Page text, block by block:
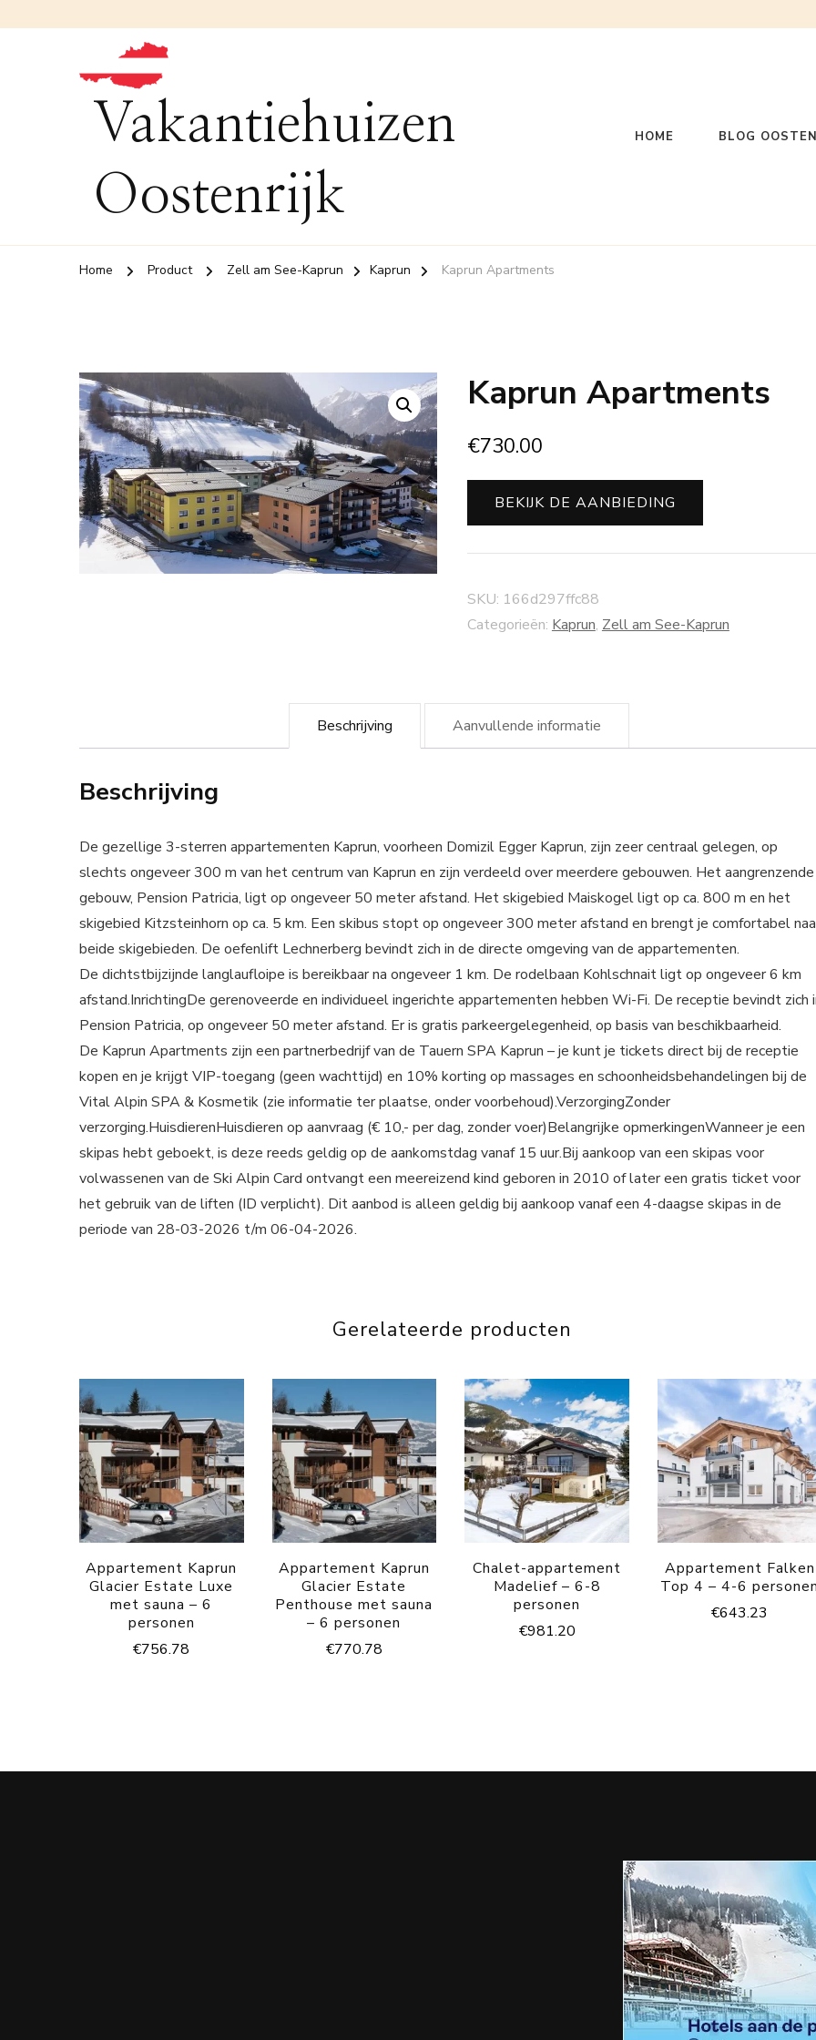
Vakantiehuizen
Oostenrijk
HOME BLOG
Home Product Zell am See-Kaprun Kaprun Kaprun Apartments
Kaprun Apartments
€730.00
BEKIJK DE AANBIEDING
SKU: 166d297ffc88
Categorieën: Kaprun, Zell am See-Kaprun
Beschrijving Aanvullende informatie
Beschrijving
De gezellige 3-sterren appartementen Kaprun, voorheen Domizil Egger Kaprun, zijn zeer centraal gelegen, op
slechts ongeveer 300 m van het centrum van Kaprun en zijn verdeeld over meerdere gebouwen. Het aangrenzende
gebouw, Pension Patricia, ligt op ongeveer 50 meter afstand. Het skigebied Maiskogel ligt op ca. 800 m en het
skigebied Kitzsteinhorn op ca. 5 km. Een skibus stopt op ongeveer 300 meter afstand en brengt je comfortabel
beide skigebieden. De oefenlift Lechnerberg bevindt zich in de directe omgeving van de appartementen.
De dichtstbijzijnde langlaufloipe is bereikbaar na ongeveer 1 km. De rodelbaan Kohlschnait ligt op ongeveer 6 km
afstand.InrichtingDe gerenoveerde en individueel ingerichte appartementen hebben Wi-Fi. De receptie bevindt zich
Pension Patricia, op ongeveer 50 meter afstand. Er is gratis parkeergelegenheid, op basis van beschikbaarheid.
De Kaprun Apartments zijn een partnerbedrijf van de Tauern SPA Kaprun – je kunt je tickets direct bij de receptie
kopen en je krijgt VIP-toegang (geen wachttijd) en 10% korting op massages en schoonheidsbehandelingen bij de
Vital Alpin SPA & Kosmetik (zie informatie ter plaatse, onder voorbehoud).VerzorgingZonder
verzorging.HuisdierenHuisdieren op aanvraag (€ 10,- per dag, zonder voer)Belangrijke opmerkingenWanneer je een
skipas hebt geboekt, is deze reeds geldig op de aankomstdag vanaf 15 uur.Bij aankoop van een skipas voor
volwassenen van de Ski Alpin Card ontvangt een meereizend kind geboren in 2010 of later een gratis ticket voor
het gebruik van de liften (ID verplicht). Dit aanbod is alleen geldig bij aankoop vanaf een 4-daagse skipas in de
periode van 28-03-2026 t/m 06-04-2026.
Gerelateerde producten
Appartement Kaprun
Glacier Estate Luxe
met sauna – 6
personen
€756.78
Appartement Kaprun
Glacier Estate
Penthouse met sauna
– 6 personen
€770.78
Chalet-appartement
Madelief – 6-8
personen
€981.20
Appartement Falken
Top 4 – 4-6
€643.23